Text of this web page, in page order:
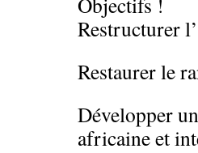
Restructurer
Restaurer le
Développer
africaine et